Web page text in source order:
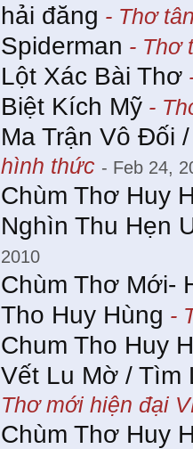
hải đăng - Thơ
Spiderman - Thơ
Lột Xác Bài Thơ
Biệt Kích Mỹ -
Ma Trận Vô Đối
hình thức - Feb 24,
Chùm Thơ Huy
Nghìn Thu Hẹn
2010
Chùm Thơ Mới-
Tho Huy Hùng -
Chum Tho Huy
Vết Lu Mờ / Tìm
Thơ mới hiện đại
Chùm Thơ Huy